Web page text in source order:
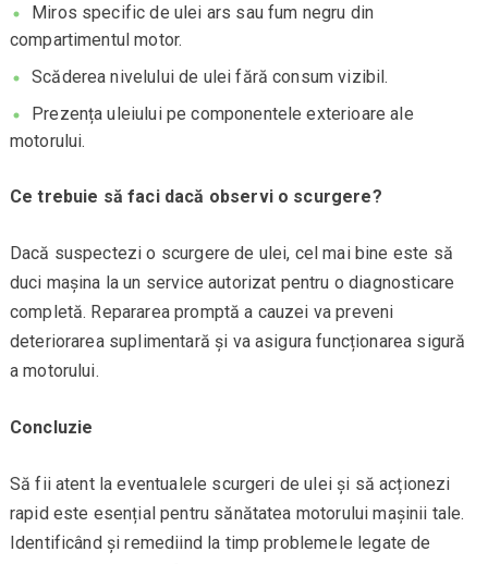
Miros specific de ulei ars sau fum negru din
compartimentul motor.
Scăderea nivelului de ulei fără consum vizibil.
Prezența uleiului pe componentele exterioare ale
motorului.
Ce trebuie să faci dacă observi o scurgere?
Dacă suspectezi o scurgere de ulei, cel mai bine este să
duci mașina la un service autorizat pentru o diagnosticare
completă. Repararea promptă a cauzei va preveni
deteriorarea suplimentară și va asigura funcționarea sigură
a motorului.
Concluzie
Să fii atent la eventualele scurgeri de ulei și să acționezi
rapid este esențial pentru sănătatea motorului mașinii tale.
Identificând și remediind la timp problemele legate de